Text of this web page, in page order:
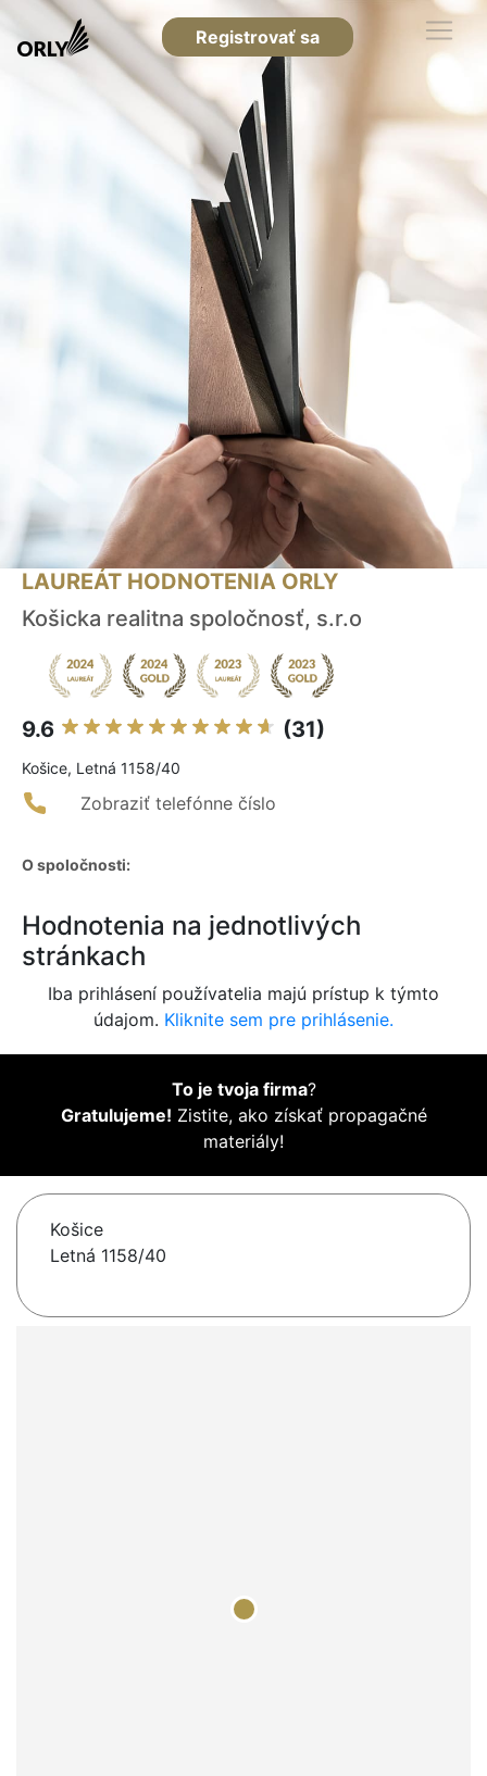
Registrovať sa
LAUREÁT HODNOTENIA ORLY
Košicka realitna spoločnosť, s.r.o
9.6 (31)
Košice, Letná 1158/40
Zobraziť telefónne číslo
O spoločnosti:
Hodnotenia na jednotlivých
stránkach
Iba prihlásení používatelia majú prístup k týmto
údajom. Kliknite sem pre prihlásenie.
To je tvoja firma?
Gratulujeme! Zistite, ako získať propagačné
materiály!
Košice
Letná 1158/40